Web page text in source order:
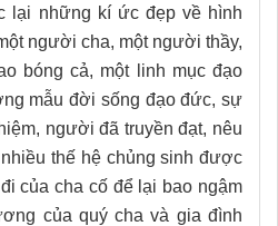
lại những kí ức đẹp về hình
người cha, một người thầy,
bóng cả, một linh mục đạo
mẫu đời sống đạo đức, sự
người đã truyền đạt, nêu
thế hệ chủng sinh được
của cha cố để lại bao ngậm
của quý cha và gia đình